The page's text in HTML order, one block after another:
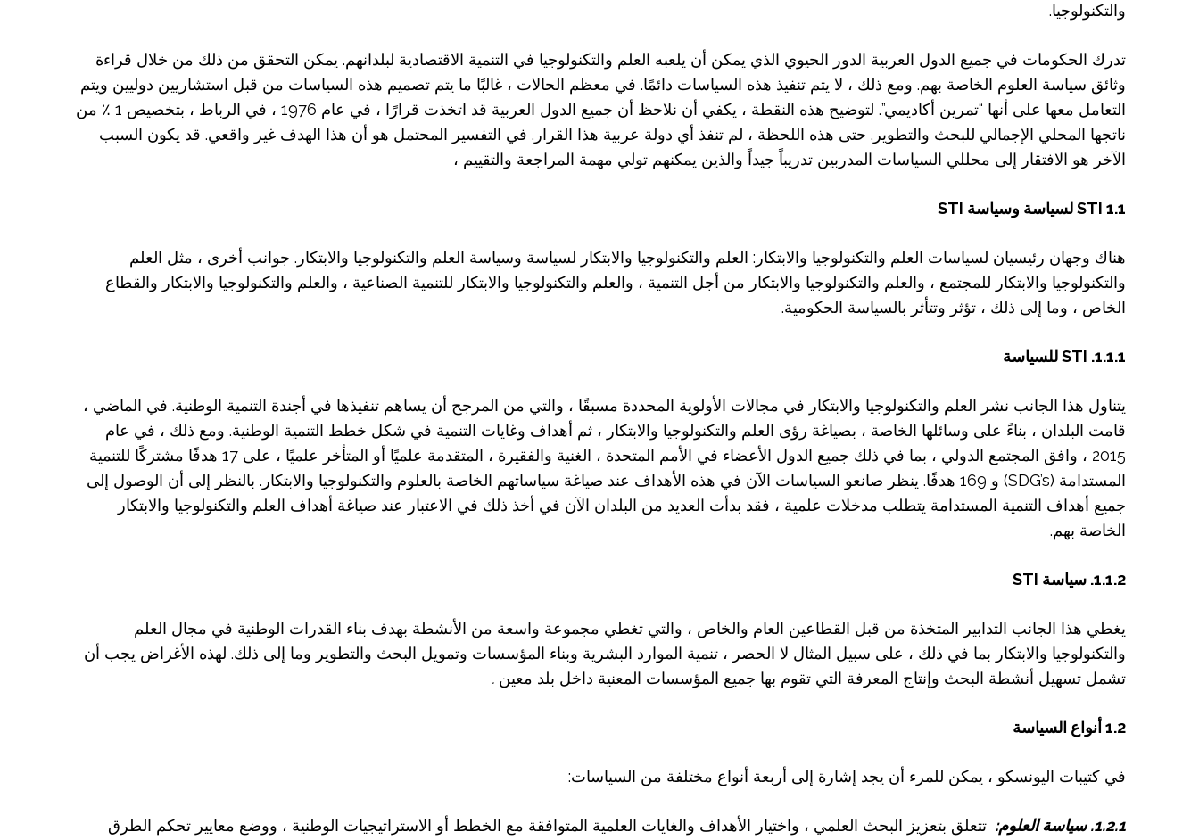
والتكنولوجيا.
تدرك الحكومات في جميع الدول العربية الدور الحيوي الذي يمكن أن يلعبه العلم والتكنولوجيا في التنمية الاقتصادية لبلدانهم. يمكن التحقق من ذلك من خلال قراءة
وثائق سياسة العلوم الخاصة بهم. ومع ذلك ، لا يتم تنفيذ هذه السياسات دائمًا. في معظم الحالات ، غالبًا ما يتم تصميم هذه السياسات من قبل استشاريين دوليين ويتم
التعامل معها على أنها “تمرين أكاديمي”. لتوضيح هذه النقطة ، يكفي أن نلاحظ أن جميع الدول العربية قد اتخذت قرارًا ، في عام 1976 ، في الرباط ، بتخصيص 1 ٪ من
ناتجها المحلي الإجمالي للبحث والتطوير. حتى هذه اللحظة ، لم تنفذ أي دولة عربية هذا القرار. في التفسير المحتمل هو أن هذا الهدف غير واقعي. قد يكون السبب
الآخر هو الافتقار إلى محللي السياسات المدربين تدريباً جيداً والذين يمكنهم تولي مهمة المراجعة والتقييم ،
1.1 STI لسياسة وسياسة STI
هناك وجهان رئيسيان لسياسات العلم والتكنولوجيا والابتكار: العلم والتكنولوجيا والابتكار لسياسة وسياسة العلم والتكنولوجيا والابتكار. جوانب أخرى ، مثل العلم
والتكنولوجيا والابتكار للمجتمع ، والعلم والتكنولوجيا والابتكار من أجل التنمية ، والعلم والتكنولوجيا والابتكار للتنمية الصناعية ، والعلم والتكنولوجيا والابتكار والقطاع
الخاص ، وما إلى ذلك ، تؤثر وتتأثر بالسياسة الحكومية.
1.1.1. STI للسياسة
يتناول هذا الجانب نشر العلم والتكنولوجيا والابتكار في مجالات الأولوية المحددة مسبقًا ، والتي من المرجح أن يساهم تنفيذها في أجندة التنمية الوطنية. في الماضي ،
قامت البلدان ، بناءً على وسائلها الخاصة ، بصياغة رؤى العلم والتكنولوجيا والابتكار ، ثم أهداف وغايات التنمية في شكل خطط التنمية الوطنية. ومع ذلك ، في عام
2015 ، وافق المجتمع الدولي ، بما في ذلك جميع الدول الأعضاء في الأمم المتحدة ، الغنية والفقيرة ، المتقدمة علميًا أو المتأخر علميًا ، على 17 هدفًا مشتركًا للتنمية
المستدامة (SDG’s) و 169 هدفًا. ينظر صانعو السياسات الآن في هذه الأهداف عند صياغة سياساتهم الخاصة بالعلوم والتكنولوجيا والابتكار. بالنظر إلى أن الوصول إلى
جميع أهداف التنمية المستدامة يتطلب مدخلات علمية ، فقد بدأت العديد من البلدان الآن في أخذ ذلك في الاعتبار عند صياغة أهداف العلم والتكنولوجيا والابتكار
الخاصة بهم.
1.1.2. سياسة STI
يغطي هذا الجانب التدابير المتخذة من قبل القطاعين العام والخاص ، والتي تغطي مجموعة واسعة من الأنشطة بهدف بناء القدرات الوطنية في مجال العلم
والتكنولوجيا والابتكار بما في ذلك ، على سبيل المثال لا الحصر ، تنمية الموارد البشرية وبناء المؤسسات وتمويل البحث والتطوير وما إلى ذلك. لهذه الأغراض يجب أن
تشمل تسهيل أنشطة البحث وإنتاج المعرفة التي تقوم بها جميع المؤسسات المعنية داخل بلد معين .
1.2 أنواع السياسة
في كتيبات اليونسكو ، يمكن للمرء أن يجد إشارة إلى أربعة أنواع مختلفة من السياسات:
1.2.1. سياسة العلوم:
تتعلق بتعزيز البحث العلمي ، واختيار الأهداف والغايات العلمية المتوافقة مع الخطط أو الاستراتيجيات الوطنية ، ووضع معايير تحكم الطرق